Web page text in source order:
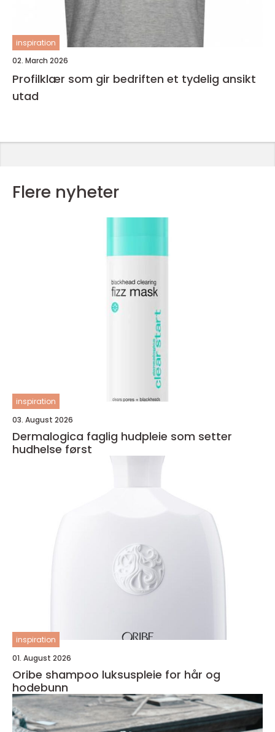
inspiration
02. March 2026
Profilklær som gir bedriften et tydelig ansikt
utad
Flere nyheter
inspiration
03. August 2026
Dermalogica faglig hudpleie som setter
hudhelse først
inspiration
01. August 2026
Oribe shampoo luksuspleie for hår og
hodebunn